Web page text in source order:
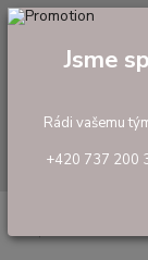
tel: +420 737 200 336
mm,oko 120 mm
Jsme
Rádi vašemu
+420 737 200